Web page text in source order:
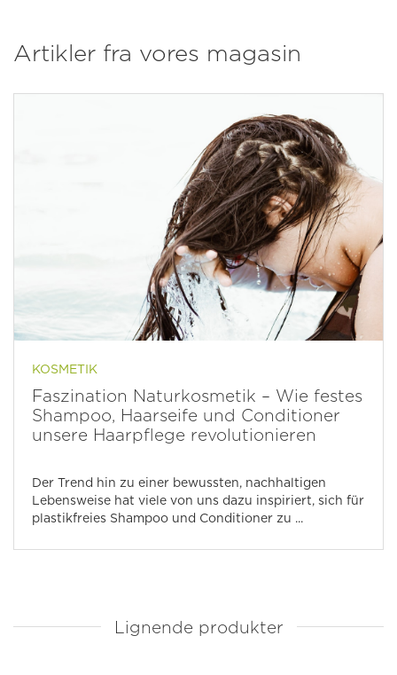
Artikler fra vores magasin
KOSMETIK
Faszination Naturkosmetik – Wie festes
Shampoo, Haarseife und Conditioner
unsere Haarpflege revolutionieren
Der Trend hin zu einer bewussten, nachhaltigen
Lebensweise hat viele von uns dazu inspiriert, sich für
plastikfreies Shampoo und Conditioner zu ...
Lignende produkter